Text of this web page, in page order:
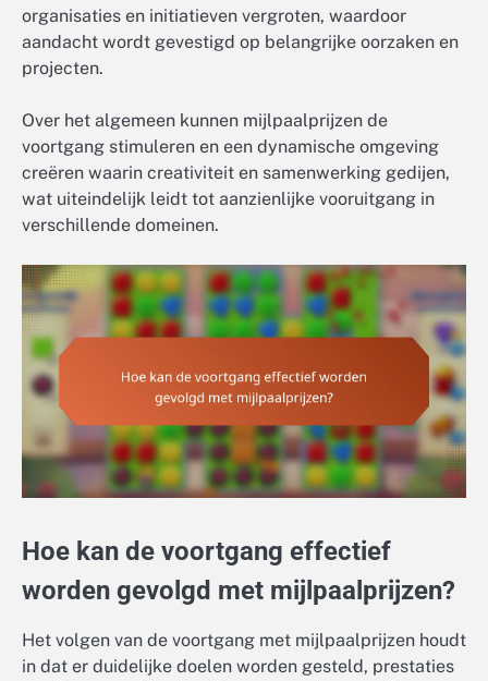
organisaties en initiatieven vergroten, waardoor
aandacht wordt gevestigd op belangrijke oorzaken en
projecten.
Over het algemeen kunnen mijlpaalprijzen de
voortgang stimuleren en een dynamische omgeving
creëren waarin creativiteit en samenwerking gedijen,
wat uiteindelijk leidt tot aanzienlijke vooruitgang in
verschillende domeinen.
Hoe kan de voortgang effectief
worden gevolgd met mijlpaalprijzen?
Het volgen van de voortgang met mijlpaalprijzen houdt
in dat er duidelijke doelen worden gesteld, prestaties